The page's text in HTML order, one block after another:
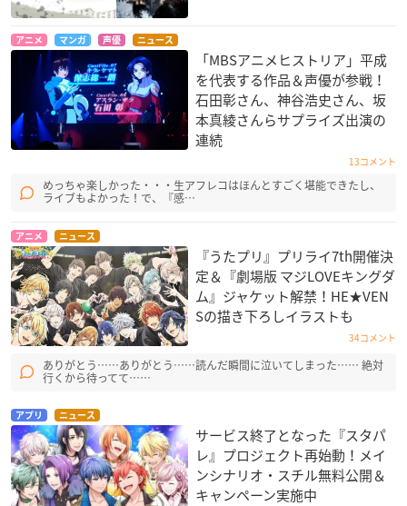
アニメ マンガ 声優 ニュース
「MBSアニメヒストリア」平成
を代表する作品＆声優が参戦！
石田彰さん、神谷浩史さん、坂
本真綾さんらサプライズ出演の
連続
13コメント
めっちゃ楽しかった・・・生アフレコはほんとすごく堪能できたし、
ライブもよかった！で、『感…
アニメ ニュース
『うたプリ』プリライ7th開催決
定＆『劇場版 マジLOVEキングダ
ム』ジャケット解禁！HE★VEN
Sの描き下ろしイラストも
34コメント
ありがとう……ありがとう……読んだ瞬間に泣いてしまった…… 絶対
行くから待ってて……
アプリ ニュース
サービス終了となった『スタパ
レ』プロジェクト再始動！メイ
ンシナリオ・スチル無料公開＆
キャンペーン実施中